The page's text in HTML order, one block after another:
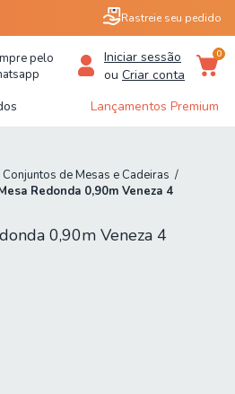
Rastreie seu pedido
pelo
Iniciar sessão
ou Criar conta
0
Lançamentos Premium
Conjuntos de Mesas e Cadeiras /
Redonda 0,90m Veneza 4
0,90m Veneza 4